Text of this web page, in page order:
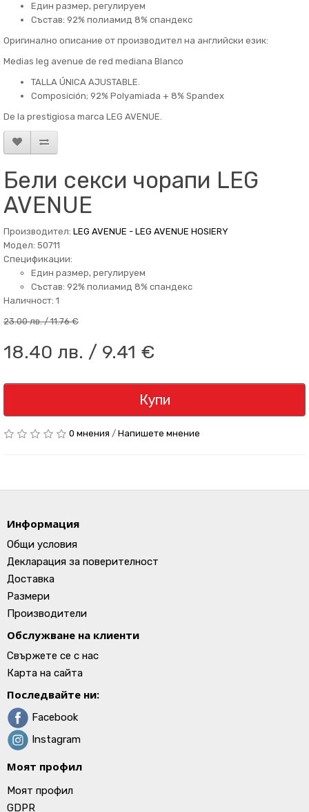
Един размер, регулируем
Състав: 92% полиамид 8% спандекс
Оригинално описание от производител на английски език:
Medias leg avenue de red mediana Blanco
TALLA ÚNICA AJUSTABLE.
Composición; 92% Polyamiada + 8% Spandex
De la prestigiosa marca LEG AVENUE.
Бели секси чорапи LEG
AVENUE
Производител: LEG AVENUE - LEG AVENUE HOSIERY
Модел: 50711
Спецификации:
Един размер, регулируем
Състав: 92% полиамид 8% спандекс
Наличност: 1
23.00 лв. / 11.76 €
18.40 лв. / 9.41 €
Купи
0 мнения / Напишете мнение
Информация
Общи условия
Декларация за поверителност
Доставка
Размери
Производители
Обслужване на клиенти
Свържете се с нас
Карта на сайта
Последвайте ни:
Facebook
Instagram
Моят профил
Моят профил
GDPR